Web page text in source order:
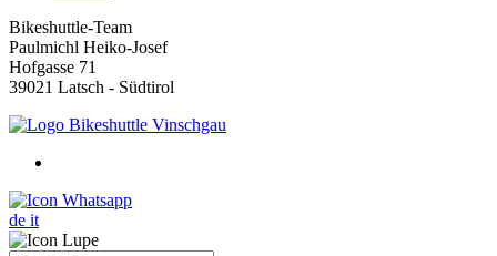
Bikeshuttle-Team
Paulmichl Heiko-Josef
Hofgasse 71
39021 Latsch - Südtirol
de it